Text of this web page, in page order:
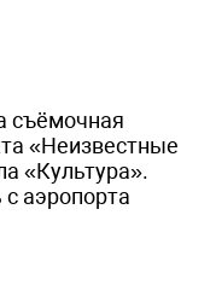
съёмочная
«Неизвестные
«Культура».
аэропорта